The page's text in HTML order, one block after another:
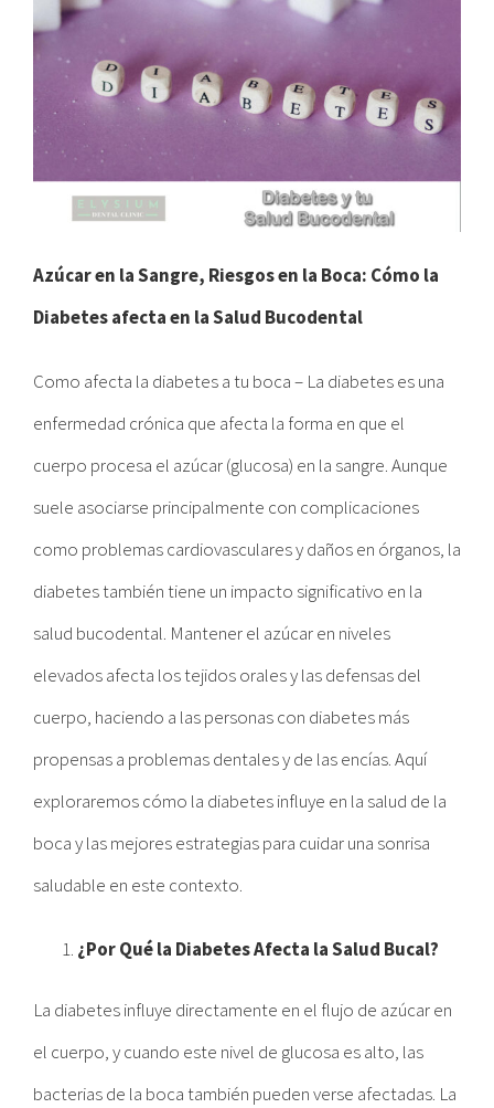
Azúcar en la Sangre, Riesgos en la Boca: Cómo la
Diabetes afecta en la Salud Bucodental
Como afecta la diabetes a tu boca – La diabetes es una
enfermedad crónica que afecta la forma en que el
cuerpo procesa el azúcar (glucosa) en la sangre. Aunque
suele asociarse principalmente con complicaciones
como problemas cardiovasculares y daños en órganos, la
diabetes también tiene un impacto significativo en la
salud bucodental. Mantener el azúcar en niveles
elevados afecta los tejidos orales y las defensas del
cuerpo, haciendo a las personas con diabetes más
propensas a problemas dentales y de las encías. Aquí
exploraremos cómo la diabetes influye en la salud de la
boca y las mejores estrategias para cuidar una sonrisa
saludable en este contexto.
¿Por Qué la Diabetes Afecta la Salud Bucal?
La diabetes influye directamente en el flujo de azúcar en
el cuerpo, y cuando este nivel de glucosa es alto, las
bacterias de la boca también pueden verse afectadas. La